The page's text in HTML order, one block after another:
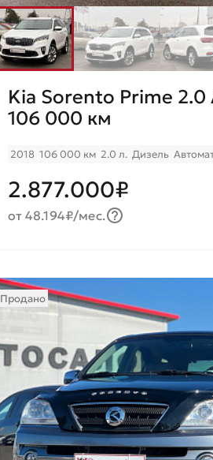
Kia Sorento Prime 2.0
106 000 км
2018 106 000 км 2.0 л. Дизель
2.877.000₽
от 48.194₽/мес.
Продано